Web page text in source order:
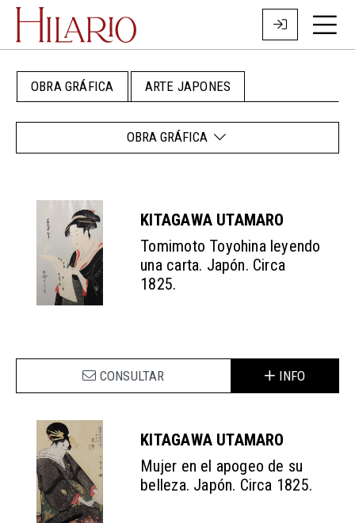
OBRA GRÁFICA ARTE JAPONES
OBRA GRÁFICA
KITAGAWA UTAMARO
Tomimoto Toyohina leyendo
una carta. Japón. Circa
1825.
CONSULTAR INFO
KITAGAWA UTAMARO
Mujer en el apogeo de su
belleza. Japón. Circa 1825.